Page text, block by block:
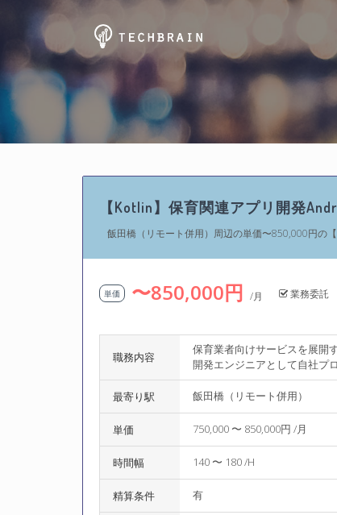
【Kotlin】保育関連アプリ開発
飯田橋（リモート併用）周辺の単価〜850,000円の
単価 〜850,000円 /月 業務委託
職務内容
保育業者向けサービスを展開
開発エンジニアとして自社プ
最寄り駅 飯田橋（リモート併用）
単価 750,000 〜 850,000円 /月
時間幅 140 〜 180 /H
精算条件 有